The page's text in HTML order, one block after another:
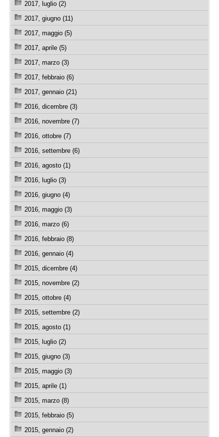
2017, luglio (2)
2017, giugno (11)
2017, maggio (5)
2017, aprile (5)
2017, marzo (3)
2017, febbraio (6)
2017, gennaio (21)
2016, dicembre (3)
2016, novembre (7)
2016, ottobre (7)
2016, settembre (6)
2016, agosto (1)
2016, luglio (3)
2016, giugno (4)
2016, maggio (3)
2016, marzo (6)
2016, febbraio (8)
2016, gennaio (4)
2015, dicembre (4)
2015, novembre (2)
2015, ottobre (4)
2015, settembre (2)
2015, agosto (1)
2015, luglio (2)
2015, giugno (3)
2015, maggio (3)
2015, aprile (1)
2015, marzo (8)
2015, febbraio (5)
2015, gennaio (2)